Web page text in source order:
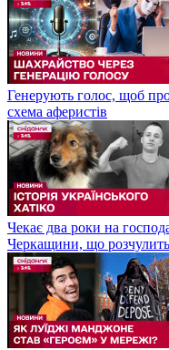
Генерують голос, щоб
схема аферистів
Чекає два роки на
Черкащини, що